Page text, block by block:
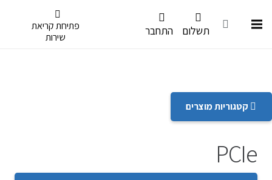
פתיחת קריאת
שירות
תשלום התחבר
קטגוריות מוצרים
PCIe